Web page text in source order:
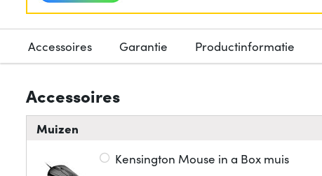
Accessoires Garantie Productinformatie
Accessoires
Muizen
Kensington Mouse in a Box muis